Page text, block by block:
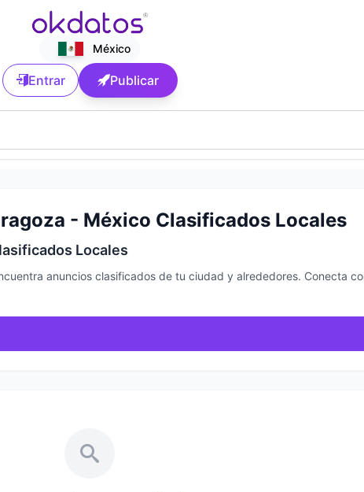
México
Entrar Publicar
- México Clasificados Locales
Locales
anuncios clasificados de tu ciudad y alrededores. Conecta